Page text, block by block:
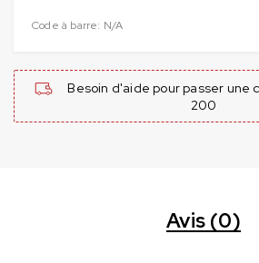
Code à barre: N/A
Besoin d'aide pour passer une
200
Avis (0)